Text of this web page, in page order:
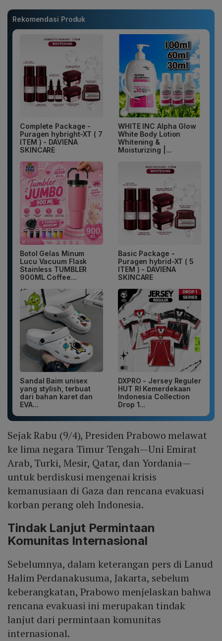
Rekomendasi Produk
Complete Package -
Puragen hybright-XT ( 7
ITEM ) - DAVIENA
SKINCARE
WHITE INC Alpha Glow
White Body Lotion
Whitening &
Moisturizing |...
Botol Gelas Minum
Lucu Vacuum Flask
Stainless TUMBLER
900ML Coffee...
Basic Package -
Puragen hybrid-XT ( 5
ITEM ) - DAVIENA
SKINCARE
Sandal Baim unisex
yang stylish, terbuat
dari bahan karet dan
EVA...
DXPRO - Jersey Reguler
HUT RI Kemerdekaan
Indonesia Collection
Drop 1...
Sejak Rabu (9/4), Presiden Prabowo melawat
ke lima negara Timur Tengah—Uni Emirat
Arab, Turki, Mesir, Qatar, dan Yordania—
untuk berdiskusi mengenai krisis
kemanusiaan di Gaza dan rencana evakuasi
korban perang oleh Indonesia.
Tindak Lanjut Permintaan
Komunitas Internasional
Sebelumnya, dalam keterangan pers di Lanud
Halim Perdanakusuma, Jakarta, sebelum
keberangkatan, Prabowo menjelaskan bahwa
rencana evakuasi ini merupakan tindak
lanjut dari permintaan komunitas
internasional.